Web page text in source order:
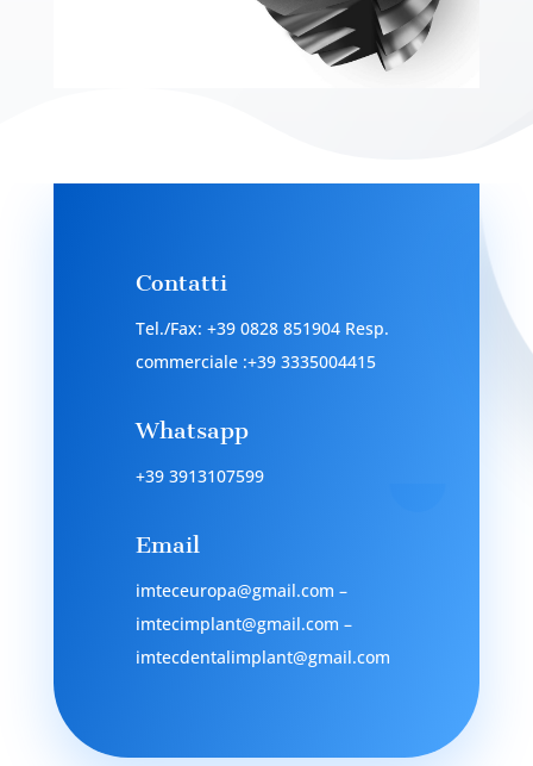
Contatti
Tel./Fax: +39 0828 851904 Resp.
commerciale :+39 3335004415
Whatsapp
+39 3913107599
Email
imteceuropa@gmail.com –
imtecimplant@gmail.com –
imtecdentalimplant@gmail.com